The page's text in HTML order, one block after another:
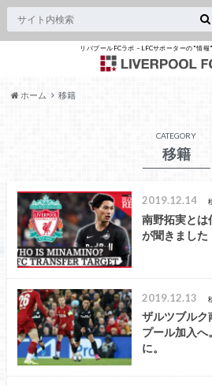
リバプールFCラボ – LFCサポーターの"情
ホーム 移籍
CATEGORY
移籍
2019.12.14
南野拓実と
が聞きました
2019.12.13
ザルツブルク
プール加入へ
に。